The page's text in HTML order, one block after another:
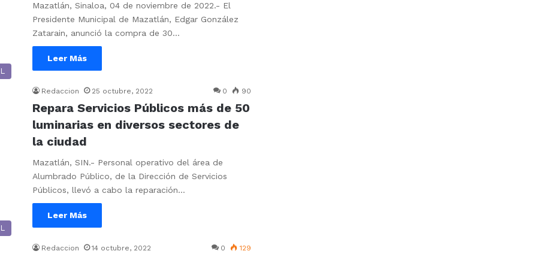
Mazatlán, Sinaloa, 04 de noviembre de 2022.- El
Presidente Municipal de Mazatlán, Edgar González
Zatarain, anunció la compra de 30…
Leer Más
Redaccion 25 octubre, 2022 0 90
Repara Servicios Públicos más de 50
luminarias en diversos sectores de
la ciudad
Mazatlán, SIN.- Personal operativo del área de
Alumbrado Público, de la Dirección de Servicios
Públicos, llevó a cabo la reparación…
Leer Más
Redaccion 14 octubre, 2022 0 129